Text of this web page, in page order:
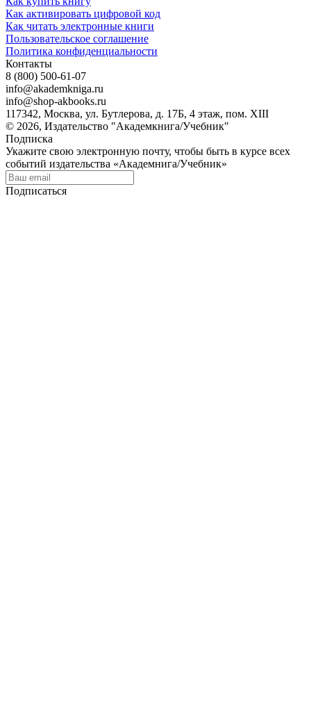
Как активировать цифровой код
Как читать электронные книги
Пользовательское соглашение
Политика конфиденциальности
Контакты
8 (800) 500-61-07
info@akademkniga.ru
info@shop-akbooks.ru
117342, Москва, ул. Бутлерова, д. 17Б, 4 этаж, пом. XIII
© 2026, Издательство "Академкнига/Учебник"
Подписка
Укажите свою электронную почту, чтобы быть в курсе всех
событий издательства «Академнига/Учебник»
Подписаться